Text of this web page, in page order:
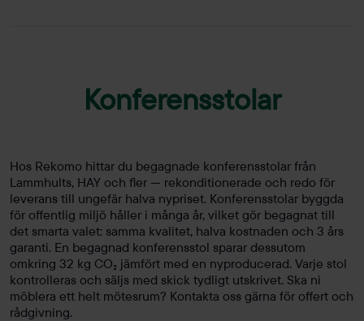
Konferensstolar
Hos Rekomo hittar du begagnade konferensstolar från
Lammhults, HAY och fler — rekonditionerade och redo för
leverans till ungefär halva nypriset. Konferensstolar byggda
för offentlig miljö håller i många år, vilket gör begagnat till
det smarta valet: samma kvalitet, halva kostnaden och 3 års
garanti. En begagnad konferensstol sparar dessutom
omkring 32 kg CO₂ jämfört med en nyproducerad. Varje stol
kontrolleras och säljs med skick tydligt utskrivet. Ska ni
möblera ett helt mötesrum? Kontakta oss gärna för offert och
rådgivning.